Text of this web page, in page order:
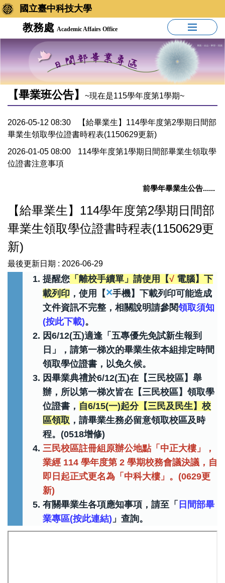
國立臺中科技大學
教務處 Academic Affairs Office
【畢業班公告】 ~現在是115學年度第1學期~
2026-05-12 08:30
【給畢業生】114學年度第2學期日間部
畢業生領取學位證書時程表(1150629更新)
2026-01-05 08:00
114學年度第1學期日間部畢業生領取學
位證書注意事項
前學年畢業生公告......
【給畢業生】114學年度第2學期日間部
畢業生領取學位證書時程表(1150629更
新)
最後更新日期 : 2026-06-29
提醒您 「離校手續單」請使用【√ 電腦】下
載列印 ，使用【×手機】下載列印可能造成
文件資訊不完整，相關說明請參閱領取須知
(按此下載)。
因6/12(五)適逢「五專優先免試新生報到
日」，請第一梯次的畢業生依本組排定時間
領取學位證書，以免久候。
因畢業典禮於6/12(五)在【三民校區】舉
辦，所以第一梯次皆在【三民校區】領取學
位證書， 自6/15(一)起分【三民及民生】校
區領取 ，請畢業生務必留意領取校區及時
程。(0518增修)
三民校區註冊組原辦公地點「中正大樓」，
業經 114 學年度第 2 學期校務會議決議，自
即日起正式更名為「中科大樓」。(0629更
新)
有關畢業生各項應知事項，請至「 日間部畢
業專區(按此連結) 」查詢。